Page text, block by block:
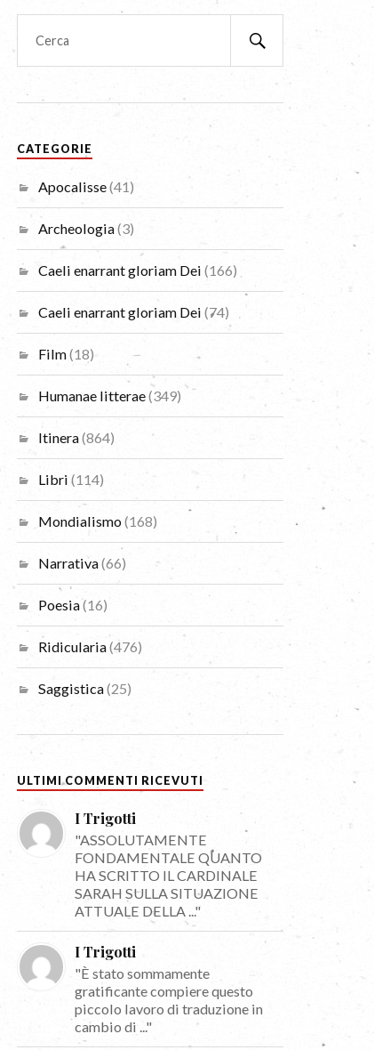
CATEGORIE
Apocalisse(41)
Archeologia(3)
Caeli enarrant gloriam Dei (166)
Caeli enarrant gloriam Dei (74)
Film(18)
Humanae litterae(349)
Itinera(864)
Libri (114)
Mondialismo(168)
Narrativa(66)
Poesia(16)
Ridicularia(476)
Saggistica(25)
ULTIMI COMMENTI RICEVUTI
I Trigotti
"ASSOLUTAMENTE
FONDAMENTALE QUANTO
HA SCRITTO IL CARDINALE
SARAH SULLA SITUAZIONE
ATTUALE DELLA ..."
I Trigotti
"È stato sommamente
gratificante compiere questo
piccolo lavoro di traduzione in
cambio di ..."